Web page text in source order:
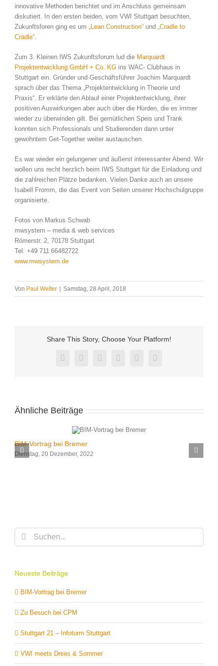
innovative Methoden berichtet und im Anschluss gemeinsam
diskutiert. In den ersten beiden, vom VWI Stuttgart besuchten,
Zukunftsforen ging es um
„Lean Construction“ und „Cradle to
Cradle“
Zum 3. Kleinen IWS Zukunftsforum lud die Marquardt
Projektentwicklung GmbH + Co. KG ins WAC- Clubhaus in
Stuttgart ein. Gründer und Geschäftsführer Joachim Marquardt
sprach über das Thema „Projektentwicklung in Theorie und
Praxis“. Er erklärte den Ablauf einer Projektentwicklung, ihrer
positiven Auswirkungen aber auch über die Hürden, die es immer
wieder zu überwinden gilt. Bei gemütlichen Speis und Trank
konnten sich Professionals und Studierenden dann unter
gewohntem Get-Together weiter austauschen.
Es war wieder ein gelungener und äußerst interessanter Abend. Wir
wollen uns recht herzlich beim IWS Stuttgart für die Einladung und
die zahlreichen Plätze bedanken. Vielen Danke auch an unsere
Isabell Fromm, die das Event von Seiten unserer Hochschulgruppe
organisierte.
Fotos von Markus Schwab
mwsystem – media & web services
Römerstr. 2, 70178 Stuttgart
Tel: +49 711 66482722
www.mwsystem.de
Von Paul Welter | Samstag, 28 April, 2018
Share This Story, Choose Your Platform!
FacebookTwitterRedditLinkedInPinterestVk
Ähnliche Beiträge
BIM-Vortrag bei Bremer
Dienstag, 20 Dezember, 2022
Suche
Neueste Beiträge
BIM-Vortrag bei Bremer
Zu Besuch bei CPM
Stuttgart 21 – Infoturm Stuttgart
VWI meets Drees & Sommer